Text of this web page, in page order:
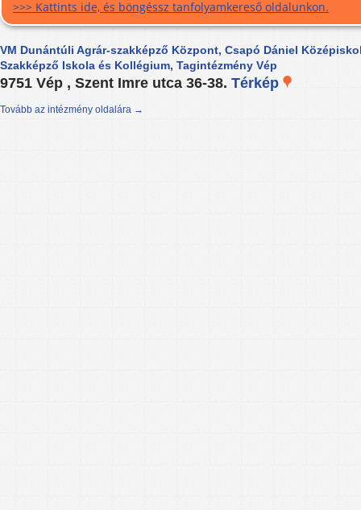
>>> Kattints ide, és böngéssz tanfolyamkereső oldalunkon.
VM Dunántúli Agrár-szakképző Központ, Csapó Dániel
Szakképző Iskola és Kollégium, Tagintézmény Vép
9751 Vép , Szent Imre utca 36-38. Térkép
Tovább az intézmény oldalára →